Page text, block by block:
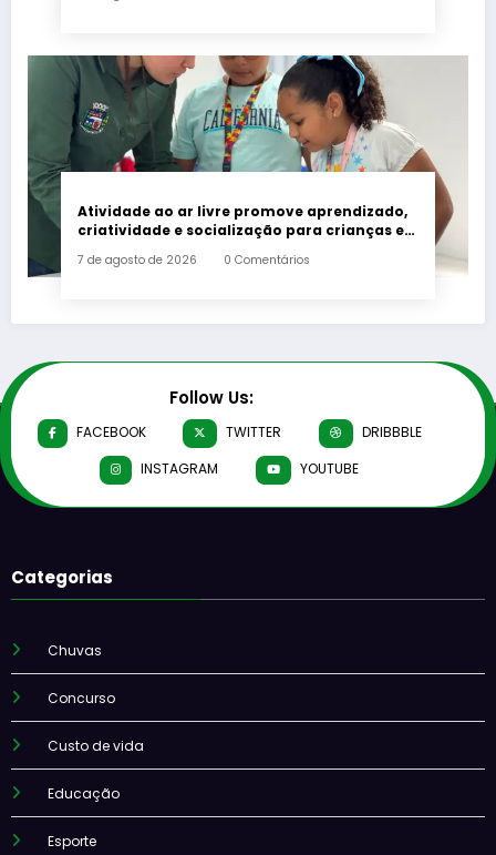
Atividade ao ar livre promove aprendizado,
criatividade e socialização para crianças e
7 de agosto de 2026 0 Comentários
Follow Us:
FACEBOOK TWITTER
DRIBBBLE
INSTAGRAM
YOUTUBE
Categorias
Chuvas
Concurso
Custo de vida
Educação
Esporte